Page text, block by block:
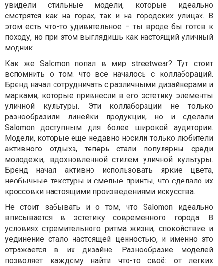
увидели стильные модели, которые идеально
смотрятся как на горах, так и на городских улицах. В
этом есть что-то удивительное – ты вроде бы готов к
походу, но при этом выглядишь как настоящий уличный
модник.
Как же Salomon попал в мир streetwear? Тут стоит
вспомнить о том, что всё началось с коллабораций.
Бренд начал сотрудничать с различными дизайнерами и
марками, которые привнесли в его эстетику элементы
уличной культуры. Эти коллаборации не только
разнообразили линейки продукции, но и сделали
Salomon доступным для более широкой аудитории.
Модели, которые еще недавно носили только любители
активного отдыха, теперь стали популярны среди
молодежи, вдохновленной стилем уличной культуры.
Бренд начал активно использовать яркие цвета,
необычные текстуры и смелые принты, что сделало их
кроссовки настоящими произведениями искусства.
Не стоит забывать и о том, что Salomon идеально
вписывается в эстетику современного города. В
условиях стремительного ритма жизни, спокойствие и
уединение стало настоящей ценностью, и именно это
отражается в их дизайне. Разнообразие моделей
позволяет каждому найти что-то своё: от легких